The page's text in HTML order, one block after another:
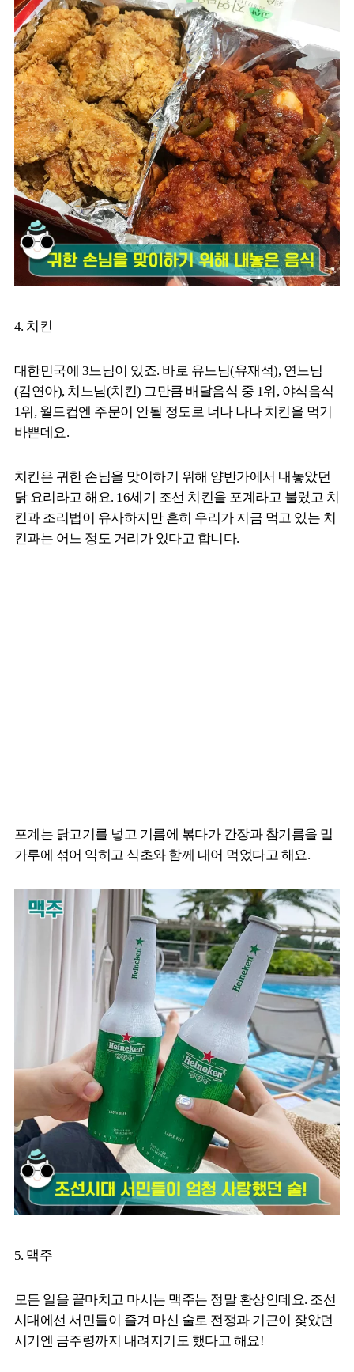
4. 치킨
대한민국에 3느님이 있죠. 바로 유느님(유재석), 연느님
(김연아), 치느님(치킨) 그만큼 배달음식 중 1위, 야식음식
1위, 월드컵엔 주문이 안될 정도로 너나 나나 치킨을 먹기
바쁜데요.
치킨은 귀한 손님을 맞이하기 위해 양반가에서 내놓았던
닭 요리라고 해요. 16세기 조선 치킨을 포계라고 불렀고 치
킨과 조리법이 유사하지만 흔히 우리가 지금 먹고 있는 치
킨과는 어느 정도 거리가 있다고 합니다.
포계는 닭고기를 넣고 기름에 볶다가 간장과 참기름을 밀
가루에 섞어 익히고 식초와 함께 내어 먹었다고 해요.
5. 맥주
모든 일을 끝마치고 마시는 맥주는 정말 환상인데요. 조선
시대에선 서민들이 즐겨 마신 술로 전쟁과 기근이 잦았던
시기엔 금주령까지 내려지기도 했다고 해요!